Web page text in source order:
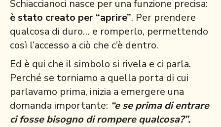
Schiaccianoci nasce per una funzione precisa:
è stato creato per “aprire”. Per prendere
qualcosa di duro… e romperlo, permettendo
così l’accesso a ciò che c’è dentro.
Ed è qui che il simbolo si rivela e ci parla.
Perché se torniamo a quella porta di cui
parlavamo prima, inizia a emergere una
domanda importante: “e se prima di entrare
ci fosse bisogno di rompere qualcosa?”.